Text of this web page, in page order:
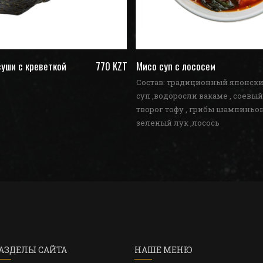
с креветкой 770 KZT Мисо суп с лососем
Состав: традиционный
суп ,водоросли вакаме , соевый
творог тофу , грибы
зеленый лук ,лосось
САЙТА НАШЕ МЕНЮ